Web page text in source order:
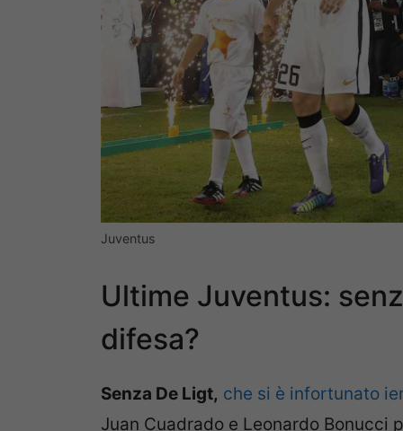
Juventus
Ultime Juventus:
difesa?
Senza De Ligt, che si è infortunato
Juan Cuadrado e Leonardo